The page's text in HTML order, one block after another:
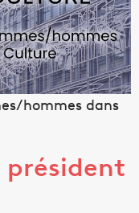
hommes dans
président